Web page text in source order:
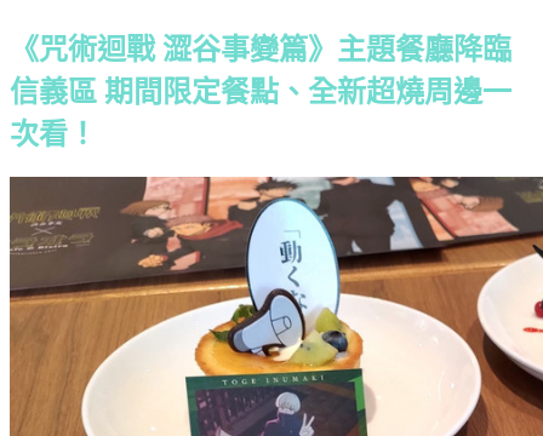
《咒術迴戰 澀谷事變篇》主題餐廳降臨
信義區 期間限定餐點、全新超燒周邊一
次看！